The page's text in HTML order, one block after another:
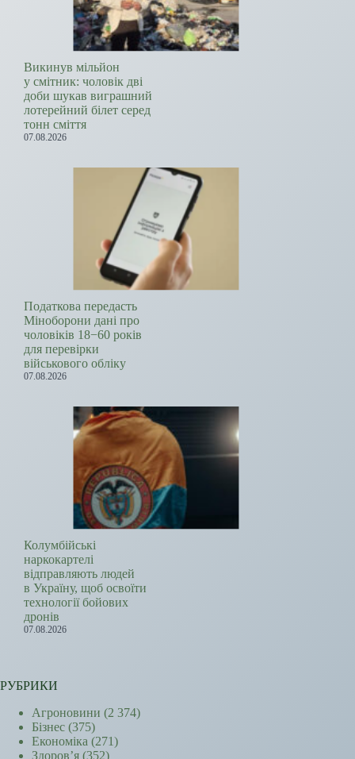
Викинув мільйон
у смітник: чоловік дві
доби шукав виграшний
лотерейний білет серед
тонн сміття
07.08.2026
Податкова передасть
Міноборони дані про
чоловіків 18−60 років
для перевірки
військового обліку
07.08.2026
Колумбійські
наркокартелі
відправляють людей
в Україну, щоб освоїти
технології бойових
дронів
07.08.2026
РУБРИКИ
Агроновини (2 374)
Бізнес (375)
Економіка (271)
Здоров’я (352)